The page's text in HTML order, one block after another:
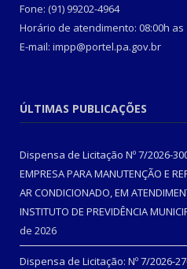
Fone: (91) 99202-4964
Horário de atendimento: 08:00h as
E-mail: impp@portel.pa.gov.br
ÚLTIMAS PUBLICAÇÕES
Dispensa de Licitação Nº 7/2026-
EMPRESA PARA MANUTENÇÃO E
AR CONDICIONADO, EM
INSTITUTO DE PREVIDÊNCIA
de 2026
Dispensa de Licitação: Nº 7/2026-